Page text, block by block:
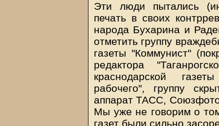
Эти люди пытались
печать в своих
народа Бухарина и
отметить группу
газеты "Коммунист"
редактора
краснодарской
рабочего", группу
аппарат ТАСС,
Мы уже не говорим о
газет были сильно